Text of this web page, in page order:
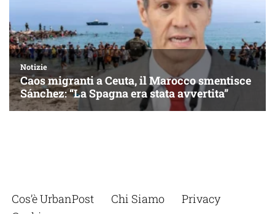
Cos’è UrbanPost Chi Siamo
Privacy